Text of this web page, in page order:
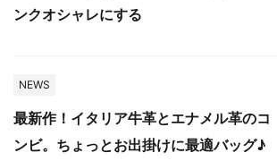
ンクオシャレにする
NEWS
最新作！イタリア牛革とエナメル革のコ
ンビ。ちょっとお出掛けに最適バッグ♪